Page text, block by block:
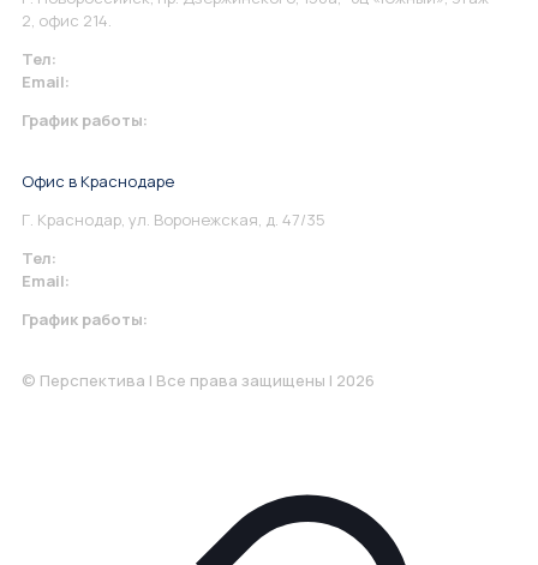
2, офис 214.
Тел:
Email:
График работы:
Офис в Краснодаре
Г. Краснодар, ул. Воронежская, д. 47/35
Тел:
Email:
График работы:
© Перспектива | Все права защищены | 2026